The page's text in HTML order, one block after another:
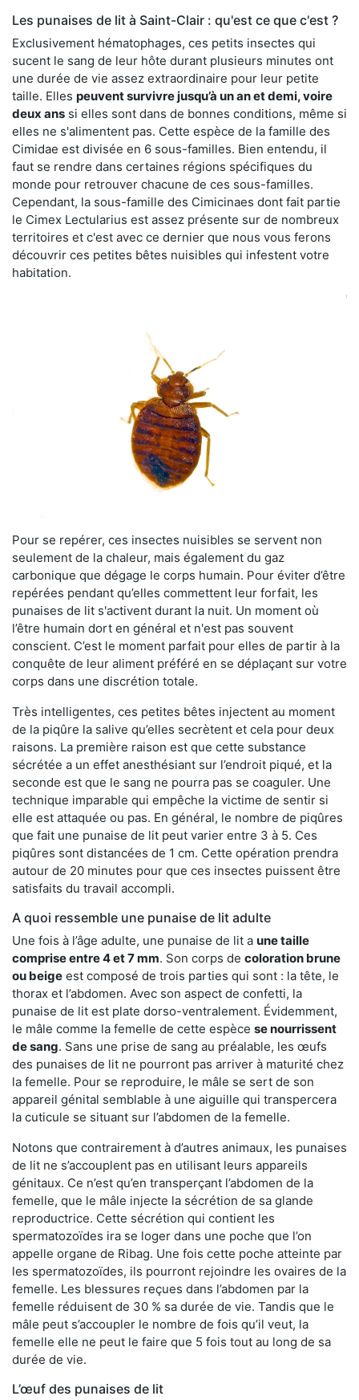
Les punaises de lit à Saint-Clair : qu'est ce que c'est ?
Exclusivement hématophages, ces petits insectes qui
sucent le sang de leur hôte durant plusieurs minutes ont
une durée de vie assez extraordinaire pour leur petite
taille. Elles peuvent survivre jusqu’à un an et demi, voire
deux ans si elles sont dans de bonnes conditions, même si
elles ne s'alimentent pas. Cette espèce de la famille des
Cimidae est divisée en 6 sous-familles. Bien entendu, il
faut se rendre dans certaines régions spécifiques du
monde pour retrouver chacune de ces sous-familles.
Cependant, la sous-famille des Cimicinaes dont fait partie
le Cimex Lectularius est assez présente sur de nombreux
territoires et c'est avec ce dernier que nous vous ferons
découvrir ces petites bêtes nuisibles qui infestent votre
habitation.
Pour se repérer, ces insectes nuisibles se servent non
seulement de la chaleur, mais également du gaz
carbonique que dégage le corps humain. Pour éviter d’être
repérées pendant qu’elles commettent leur forfait, les
punaises de lit s'activent durant la nuit. Un moment où
l’être humain dort en général et n'est pas souvent
conscient. C’est le moment parfait pour elles de partir à la
conquête de leur aliment préféré en se déplaçant sur votre
corps dans une discrétion totale.
Très intelligentes, ces petites bêtes injectent au moment
de la piqûre la salive qu’elles secrètent et cela pour deux
raisons. La première raison est que cette substance
sécrétée a un effet anesthésiant sur l’endroit piqué, et la
seconde est que le sang ne pourra pas se coaguler. Une
technique imparable qui empêche la victime de sentir si
elle est attaquée ou pas. En général, le nombre de piqûres
que fait une punaise de lit peut varier entre 3 à 5. Ces
piqûres sont distancées de 1 cm. Cette opération prendra
autour de 20 minutes pour que ces insectes puissent être
satisfaits du travail accompli.
A quoi ressemble une punaise de lit adulte
Une fois à l’âge adulte, une punaise de lit a une taille
comprise entre 4 et 7 mm. Son corps de coloration brune
ou beige est composé de trois parties qui sont : la tête, le
thorax et l’abdomen. Avec son aspect de confetti, la
punaise de lit est plate dorso-ventralement. Évidemment,
le mâle comme la femelle de cette espèce se nourrissent
de sang. Sans une prise de sang au préalable, les œufs
des punaises de lit ne pourront pas arriver à maturité chez
la femelle. Pour se reproduire, le mâle se sert de son
appareil génital semblable à une aiguille qui transpercera
la cuticule se situant sur l’abdomen de la femelle.
Notons que contrairement à d’autres animaux, les punaises
de lit ne s’accouplent pas en utilisant leurs appareils
génitaux. Ce n’est qu’en transperçant l’abdomen de la
femelle, que le mâle injecte la sécrétion de sa glande
reproductrice. Cette sécrétion qui contient les
spermatozoïdes ira se loger dans une poche que l’on
appelle organe de Ribag. Une fois cette poche atteinte par
les spermatozoïdes, ils pourront rejoindre les ovaires de la
femelle. Les blessures reçues dans l’abdomen par la
femelle réduisent de 30 % sa durée de vie. Tandis que le
mâle peut s’accoupler le nombre de fois qu’il veut, la
femelle elle ne peut le faire que 5 fois tout au long de sa
durée de vie.
L’œuf des punaises de lit